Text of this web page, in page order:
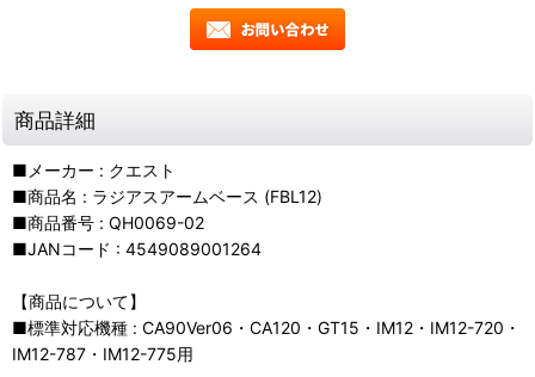
商品詳細
■メーカー : クエスト
■商品名 : ラジアスアームベース (FBL12)
■商品番号 : QH0069-02
■JANコード : 4549089001264
【商品について】
■標準対応機種 : CA90Ver06・CA120・GT15・IM12・IM12-720・
IM12-787・IM12-775用